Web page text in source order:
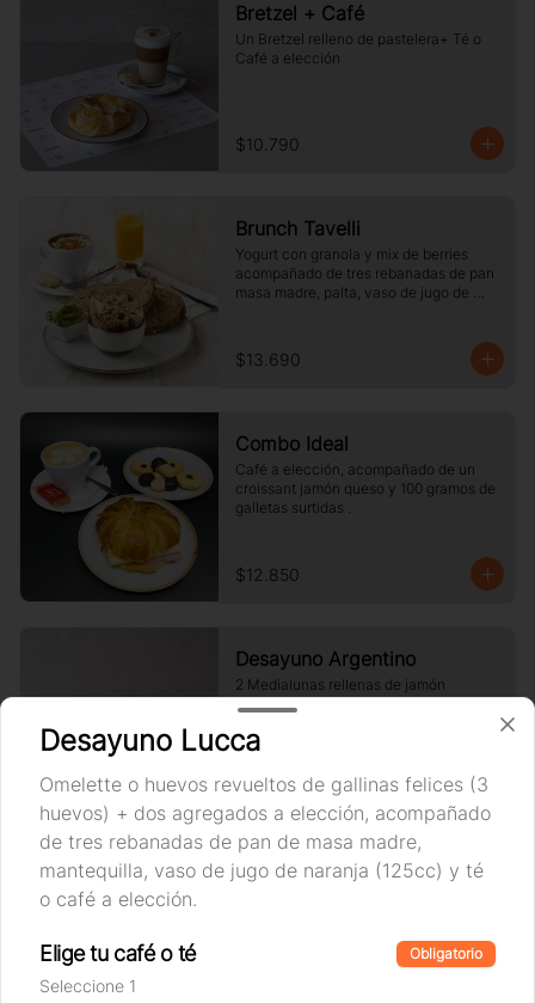
Bretzel + Café
Un Bretzel relleno de pastelera+ Té o
Café a elección
$10.790
Brunch Tavelli
Yogurt con granola y mix de berries
acompañado de tres rebanadas de pan
masa madre, palta, vaso de jugo de
$13.690
Combo Ideal
Café a elección, acompañado de un
croissant jamón queso y 100 gramos de
galletas surtidas .
$12.850
Desayuno Argentino
2 Medialunas rellenas de jamón
ahumado y queso funido + Té o Café a
$10.890
Desayuno Frances
de caramelo, vitamina de naranja
(125cc) y café o té a elección.
Desayuno Lucca
Omelette o huevos revueltos de gallinas felices (3
huevos) + dos agregados a elección, acompañado
de tres rebanadas de pan de masa madre,
mantequilla, vaso de jugo de naranja (125cc) y té
o café a elección.
Elige tu café o té Obligatorio
Seleccione 1